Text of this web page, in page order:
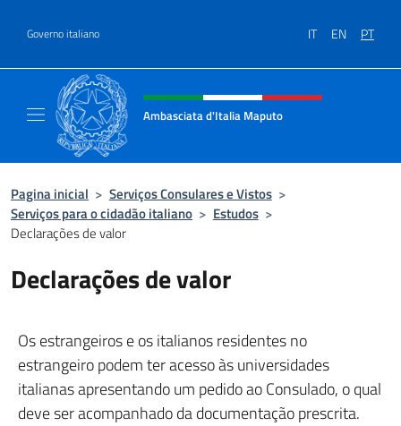
Governo italiano IT EN PT
Site, social e cabeçalho do menu
Ambasciata d'Italia Maputo
Pagina inicial > Serviços Consulares e Vistos >
Serviços para o cidadão italiano > Estudos >
Declarações de valor
Declarações de valor
Os estrangeiros e os italianos residentes no
estrangeiro podem ter acesso às universidades
italianas apresentando um pedido ao Consulado, o qual
deve ser acompanhado da documentação prescrita.